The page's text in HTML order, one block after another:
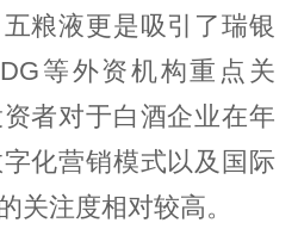
粮液更是吸引了瑞银
等外资机构重点关
者对于白酒企业在年
化营销模式以及国际
关注度相对较高。